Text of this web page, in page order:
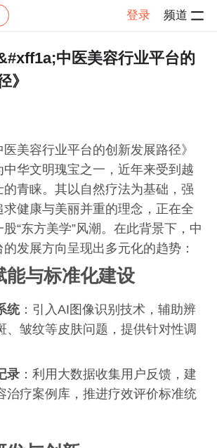
登录 频道
交流讨论 帖子详情
中医美容行业平台的
》
医美容行业平台的创新发展路径》
中华文明瑰宝之一，近年来受到越
青睐。其以自然疗法为基础，强
健康与美丽并重的理念，正在全
“东方美学”风潮。在此背景下，中
发展方向呈现出多元化的趋势：
能与标准化建设
统：引入AI图像识别技术，辅助辨
、皱纹等皮肤问题，提供针对性调
录 ：利用大数据收集用户反馈，建
治疗案例库，推进疗效评价标准统